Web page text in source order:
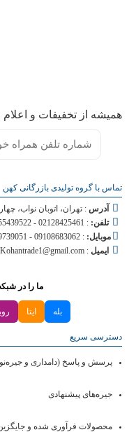
همیشه از تخفیفات و
تماس با گروه تولیدی بازرگانی کهن
آدرس : تهران، اتوبان نواب، چهار
تلفن: :
02128425461
-
موبایل: :
09108683062
-
ایمیل : Kohantrade1@gmail.com
ما را در
بله ایتا
دسترسی سریع
پرسش و پاسخ (دامداری و
جیره‌های پیشنهادی
محصولات فرآوری شده و